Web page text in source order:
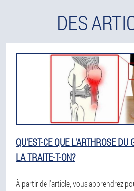
DES
QU'EST-CE QUE L'ARTHROSE DU
LA TRAITE-T-ON?
À partir de l'article, vous apprendrez